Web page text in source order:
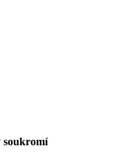
soukromí